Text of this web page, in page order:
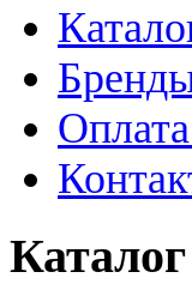
Каталог